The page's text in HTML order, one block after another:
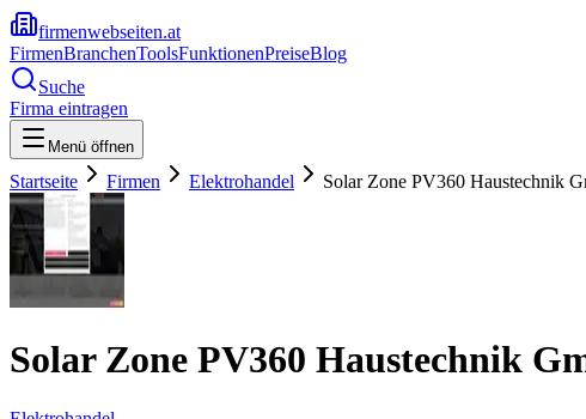
firmenwebseiten.at
FirmenBranchenToolsFunktionenPreiseBlog
Suche
Firma eintragen
Menü öffnen
Startseite Firmen Elektrohandel Solar Zone PV360 Haustechnik
Solar Zone PV360 Haustechnik